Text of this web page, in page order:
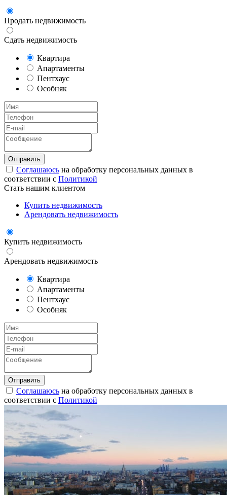
Продать недвижимость
Сдать недвижимость
Квартира
Апартаменты
Пентхаус
Особняк
Соглашаюсь на обработку персональных данных в
соответствии с Политикой
Стать нашим клиентом
Купить недвижимость
Арендовать недвижимость
Купить недвижимость
Арендовать недвижимость
Квартира
Апартаменты
Пентхаус
Особняк
Соглашаюсь на обработку персональных данных в
соответствии с Политикой